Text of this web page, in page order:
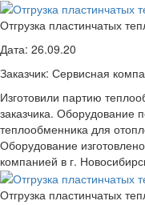
Отгрузка пластинчатых
Дата: 26.09.20
Заказчик: Сервисная
Изготовили партию
заказчика. Оборудование
теплообменника для
Оборудование
компанией в г.
Отгрузка пластинчатых